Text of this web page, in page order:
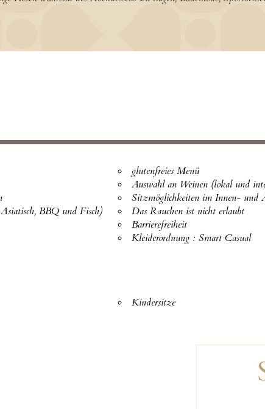
Asiatisch, BBQ und Fisch)
glutenfreies Menü
Auswahl an Weinen (lokal und
Sitzmöglichkeiten im Innen- und
Das Rauchen ist nicht erlaubt
Barrierefreiheit
Kleiderordnung : Smart Casual
Kindersitze